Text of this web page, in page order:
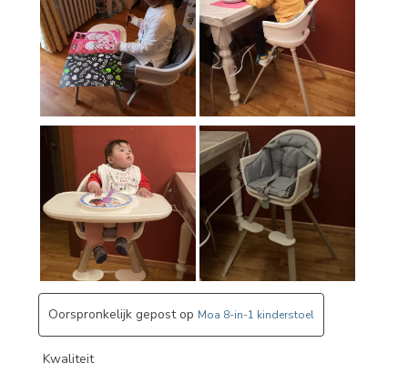
Oorspronkelijk gepost op Moa 8-in-1 kinderstoel
Kwaliteit